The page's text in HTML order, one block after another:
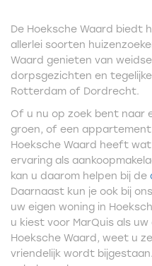
De Hoeksche Waard biedt
allerlei soorten
Waard genieten van
dorpsgezichten en
Rotterdam of Dordrecht.
Of u nu op zoek bent naar
groen, of een
Hoeksche Waard heeft
ervaring als
kan u daarom helpen bij de
Daarnaast kun je ook bij
uw eigen woning in
u kiest voor MarQuis als
Hoeksche Waard, weet u
vriendelijk wordt